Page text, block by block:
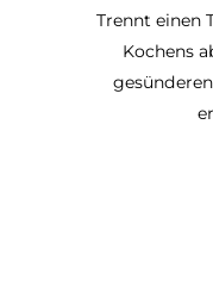
Trennt einen
Kochens